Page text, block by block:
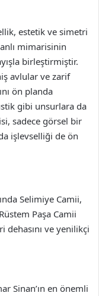
estetik ve simetri
mimarisinin
birleştirmiştir.
avlular ve zarif
ön planda
gibi unsurlara da
sadece görsel bir
işlevselliği de ön
Selimiye Camii,
Paşa Camii
dehasını ve yenilikçi
Sinan’ın en önemli